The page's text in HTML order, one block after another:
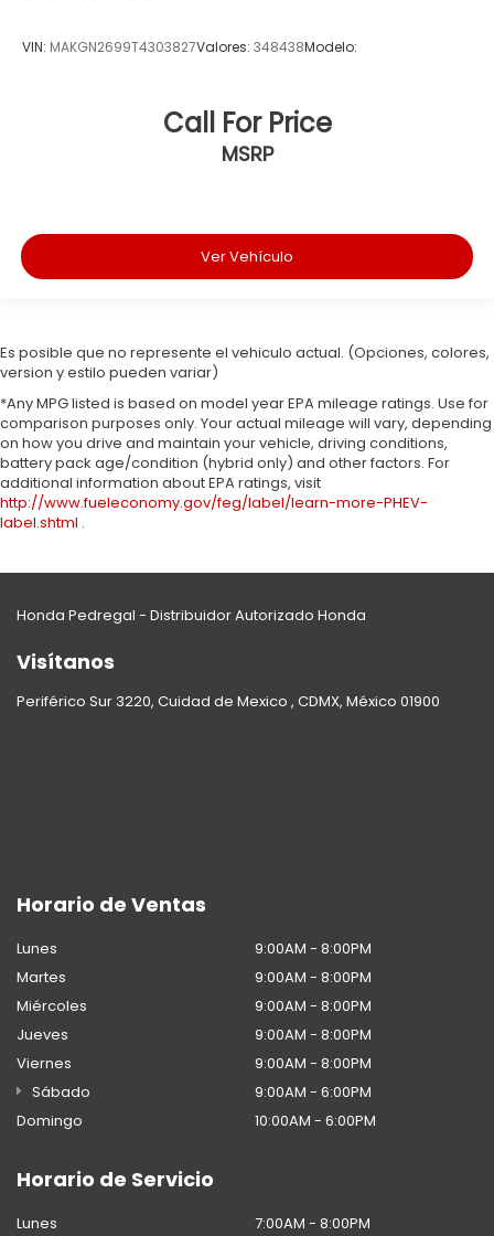
VIN: MAKGN2699T4303827Valores: 348438Modelo:
Call For Price
MSRP
Ver Vehículo
Es posible que no represente el vehiculo actual. (Opciones, colores,
version y estilo pueden variar)
*Any MPG listed is based on model year EPA mileage ratings. Use for
comparison purposes only. Your actual mileage will vary, depending
on how you drive and maintain your vehicle, driving conditions,
battery pack age/condition (hybrid only) and other factors. For
additional information about EPA ratings, visit
http://www.fueleconomy.gov/feg/label/learn-more-PHEV-
label.shtml .
Honda Pedregal - Distribuidor Autorizado Honda
Visítanos
Periférico Sur 3220, Cuidad de Mexico , CDMX, México 01900
Horario de Ventas
Lunes
9:00AM - 8:00PM
Martes
9:00AM - 8:00PM
Miércoles
9:00AM - 8:00PM
Jueves
9:00AM - 8:00PM
Viernes
9:00AM - 8:00PM
Sábado
9:00AM - 6:00PM
Domingo
10:00AM - 6:00PM
Horario de Servicio
Lunes 7:00AM - 8:00PM